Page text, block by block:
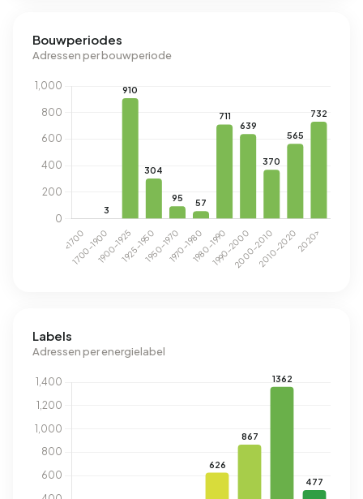
Bouwperiodes
Adressen per bouwperiode
Labels
Adressen per energielabel